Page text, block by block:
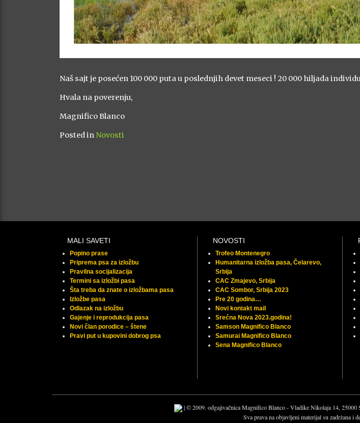
Naš sajt je posećen 100 000 puta u poslednjih devet meseci ! 20 000 hiljada
Hvala na poverenju,
Magnifico Blanco
Posted in Novosti
MALI SAVETI
Popino prase
Priprema psa za izložbu
Pravilna socijalizacija
Termini sa izložbi pasa
Šta treba da znate o izložbama pasa
Izložbe pasa
Odlazak na izložbu
Gajenje i reprodukcija pasa
Novi član porodice – štene
Pravi put u kupovini dobrog psa
NOVOSTI
Trofeo Montenegro
Humanitarna izložba pasa, Čelarevo,
Srbija
CAC Zmajevo, Srbija
CAC Sombor, Srbija 2023
Pre 20 godina…
Novi kontakt mail
Srećna Nova 2023.godina!
Samson Magnifico Blanco
Samurai Magnifico Blanco
Sena Magnifico Blanco
| © 2009. odgajivačnica Magnifico Blanco - Vladike Nikolaja 14,
Sva prava na objavljeni materijal su zadržana i